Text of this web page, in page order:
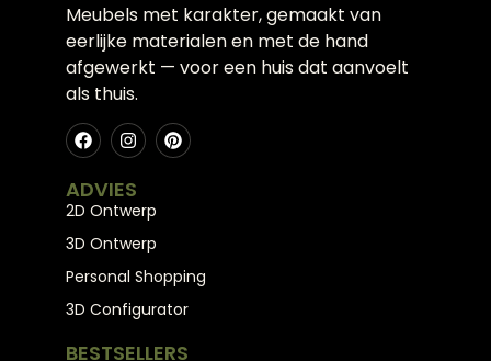
Meubels met karakter, gemaakt van
eerlijke materialen en met de hand
afgewerkt — voor een huis dat aanvoelt
als thuis.
ADVIES
2D Ontwerp
3D Ontwerp
Personal Shopping
3D Configurator
BESTSELLERS